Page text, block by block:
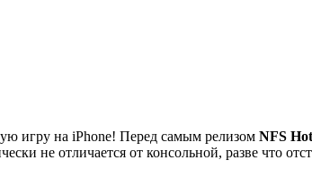
игру на iPhone! Перед самым релизом NFS
не отличается от консольной, разве что